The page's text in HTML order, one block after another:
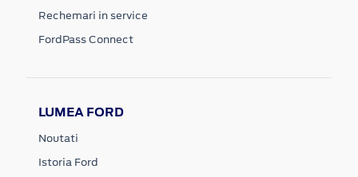
Rechemari in service
FordPass Connect
LUMEA FORD
Noutati
Istoria Ford